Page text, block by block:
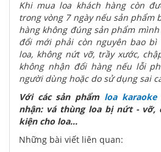
Khi mua loa khách hàng còn
trong vòng 7 ngày nếu sản phẩm
hàng không đúng sản phẩm
đổi mới phải còn nguyên bao
loa, không nứt vỡ, trầy xước,
không nhận đổi hàng nếu lỗi
người dùng hoặc do sử dụng sai
Với các sản phẩm loa karaoke
nhận: vá thùng loa bị nứt - vỡ,
kiện cho loa...
Những bài viết liên quan: